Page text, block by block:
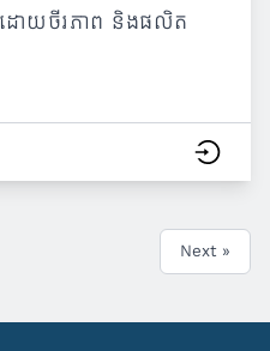
ដោយចីរភាព និងផលិត
Next »